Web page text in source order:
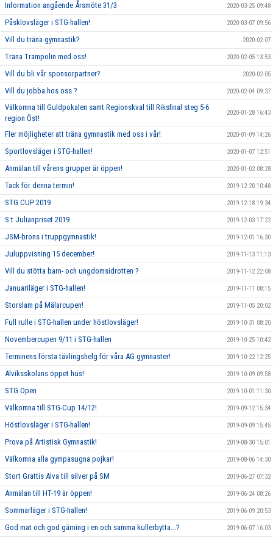
Information angående Årsmöte 31/3 2020-03-25 09:48
Påsklovsläger i STG-hallen! 2020-03-07 09:56
Vill du träna gymnastik? 2020-02-07
Träna Trampolin med oss! 2020-02-05 13:53
Vill du bli vår sponsorpartner? 2020-02-05
Vill du jobba hos oss ? 2020-02-04 09:37
Välkomna till Guldpokalen samt Regionskval till Riksfinal steg 5-6
region Öst!
2020-01-28 16:43
Fler möjligheter att träna gymnastik med oss i vår! 2020-01-09 14:26
Sportlovsläger i STG-hallen! 2020-01-07 12:51
Anmälan till vårens grupper är öppen! 2020-01-02 08:28
Tack för denna termin! 2019-12-20 10:48
STG CUP 2019 2019-12-18 19:34
S:t Julianpriset 2019 2019-12-03 17:22
JSM-brons i truppgymnastik! 2019-12-01 16:30
Juluppvisning 15 december! 2019-11-13 11:13
Vill du stötta barn- och ungdomsidrotten ? 2019-11-12 22:08
Januariläger i STG-hallen! 2019-11-11 08:15
Storslam på Mälarcupen! 2019-11-05 20:02
Full rulle i STG-hallen under höstlovsläger! 2019-10-31 08:20
Novembercupen 9/11 i STG-hallen 2019-10-25 10:42
Terminens första tävlingshelg för våra AG gymnaster! 2019-10-22 12:25
Alviksskolans öppet hus! 2019-10-09 09:58
STG Open 2019-10-01 11:30
Välkomna till STG-Cup 14/12! 2019-09-12 15:34
Höstlovsläger i STG-hallen! 2019-09-09 15:45
Prova på Artistisk Gymnastik! 2019-08-30 15:01
Välkomna alla gympasugna pojkar! 2019-08-06 14:30
Stort Grattis Alva till silver på SM 2019-06-27 07:32
Anmälan till HT-19 är öppen! 2019-06-24 08:26
Sommarläger i STG-hallen! 2019-06-09 20:53
God mat och god gärning i en och samma kullerbytta...? 2019-06-07 16:03